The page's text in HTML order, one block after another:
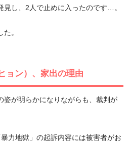
見し、2人で止めに入ったのです…。
。
ョン）、家出の理由
姿が明らかになりながらも、裁判が
力地獄」の起訴内容には被害者がお